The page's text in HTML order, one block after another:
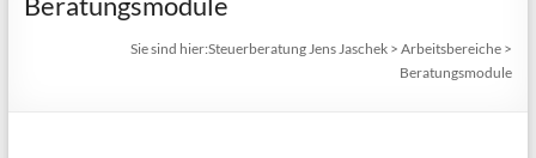
Sie sind hier:Steuerberatung Jens Jaschek >Arbeitsbereiche >
Beratungsmodule